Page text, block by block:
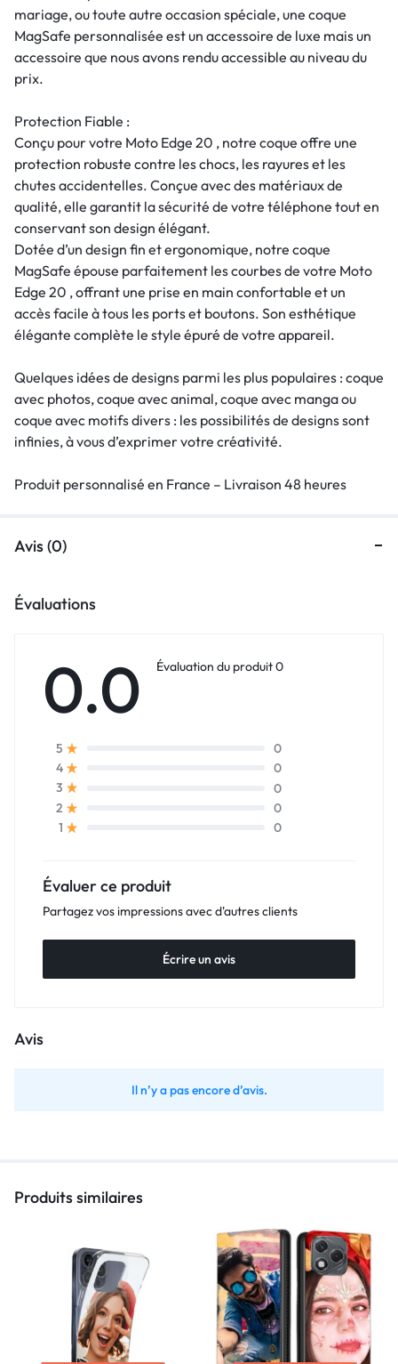
mariage, ou toute autre occasion spéciale, une coque
MagSafe personnalisée est un accessoire de luxe mais un
accessoire que nous avons rendu accessible au niveau du
prix.
Protection Fiable :
Conçu pour votre Moto Edge 20 , notre coque offre une
protection robuste contre les chocs, les rayures et les
chutes accidentelles. Conçue avec des matériaux de
qualité, elle garantit la sécurité de votre téléphone tout en
conservant son design élégant.
Dotée d’un design fin et ergonomique, notre coque
MagSafe épouse parfaitement les courbes de votre Moto
Edge 20 , offrant une prise en main confortable et un
accès facile à tous les ports et boutons. Son esthétique
élégante complète le style épuré de votre appareil.
Quelques idées de designs parmi les plus populaires : coque
avec photos, coque avec animal, coque avec manga ou
coque avec motifs divers : les possibilités de designs sont
infinies, à vous d’exprimer votre créativité.
Produit personnalisé en France – Livraison 48 heures
Avis (0)
Évaluations
0.0 Évaluation du produit 0
5
0
4
0
3
0
2
0
1
0
Évaluer ce produit
Partagez vos impressions avec d'autres clients
Écrire un avis
Avis
Il n’y a pas encore d’avis.
Produits similaires